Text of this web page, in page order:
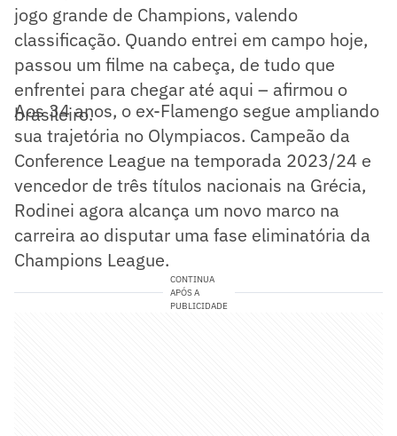
jogo grande de Champions, valendo
classificação. Quando entrei em campo hoje,
passou um filme na cabeça, de tudo que
enfrentei para chegar até aqui – afirmou o
brasileiro.
Aos 34 anos, o ex-Flamengo segue ampliando
sua trajetória no Olympiacos. Campeão da
Conference League na temporada 2023/24 e
vencedor de três títulos nacionais na Grécia,
Rodinei agora alcança um novo marco na
carreira ao disputar uma fase eliminatória da
Champions League.
CONTINUA
APÓS A
PUBLICIDADE